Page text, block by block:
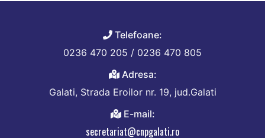
Telefoane:
0236 470 205 / 0236 470 805
Adresa:
Galati, Strada Eroilor nr. 19, jud.Galati
E-mail:
secretariat@cnpgalati.ro